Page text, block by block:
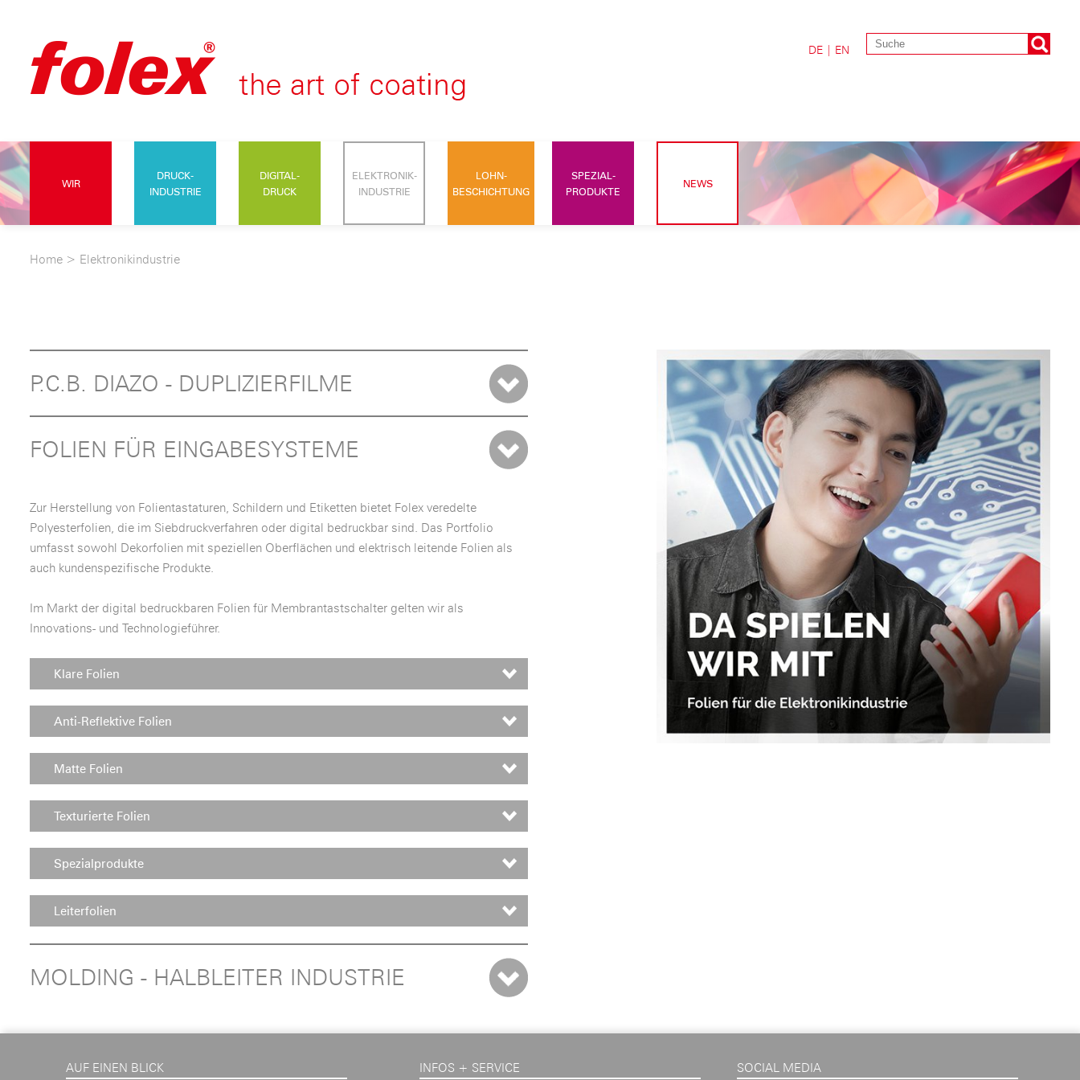
DE | EN
WIR
DRUCK-
INDUSTRIE
DIGITAL-
DRUCK
ELEKTRONIK-
INDUSTRIE
LOHN-
BESCHICHTUNG
SPEZIAL-
PRODUKTE
NEWS
Home > Elektronikindustrie
P.C.B. DIAZO - DUPLIZIERFILME
FOLIEN FÜR EINGABESYSTEME
Zur Herstellung von Folientastaturen, Schildern und Etiketten bietet Folex veredelte
Polyesterfolien, die im Siebdruckverfahren oder digital bedruckbar sind. Das Portfolio
umfasst sowohl Dekorfolien mit speziellen Oberflächen und elektrisch leitende Folien als
auch kundenspezifische Produkte.
Im Markt der digital bedruckbaren Folien für Membrantastschalter gelten wir als
Innovations- und Technologieführer.
Klare Folien
Anti-Reflektive Folien
Matte Folien
Texturierte Folien
Spezialprodukte
Leiterfolien
MOLDING - HALBLEITER INDUSTRIE
AUF EINEN BLICK INFOS + SERVICE SOCIAL MEDIA